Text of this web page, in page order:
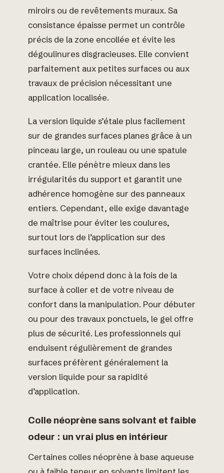
miroirs ou de revêtements muraux. Sa
consistance épaisse permet un contrôle
précis de la zone encollée et évite les
dégoulinures disgracieuses. Elle convient
parfaitement aux petites surfaces ou aux
travaux de précision nécessitant une
application localisée.
La version liquide s’étale plus facilement
sur de grandes surfaces planes grâce à un
pinceau large, un rouleau ou une spatule
crantée. Elle pénètre mieux dans les
irrégularités du support et garantit une
adhérence homogène sur des panneaux
entiers. Cependant, elle exige davantage
de maîtrise pour éviter les coulures,
surtout lors de l’application sur des
surfaces inclinées.
Votre choix dépend donc à la fois de la
surface à coller et de votre niveau de
confort dans la manipulation. Pour débuter
ou pour des travaux ponctuels, le gel offre
plus de sécurité. Les professionnels qui
enduisent régulièrement de grandes
surfaces préfèrent généralement la
version liquide pour sa rapidité
d’application.
Colle néoprène sans solvant et faible
odeur : un vrai plus en intérieur
Certaines colles néoprène à base aqueuse